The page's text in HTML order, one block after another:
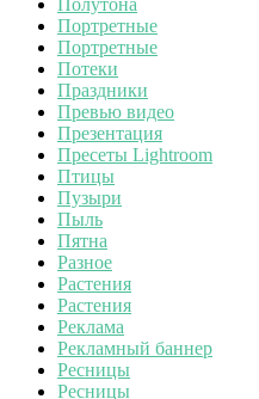
Портретные
Портретные
Потеки
Праздники
Превью видео
Презентация
Пресеты Lightroom
Птицы
Пузыри
Пыль
Пятна
Разное
Растения
Растения
Реклама
Рекламный баннер
Ресницы
Ресницы